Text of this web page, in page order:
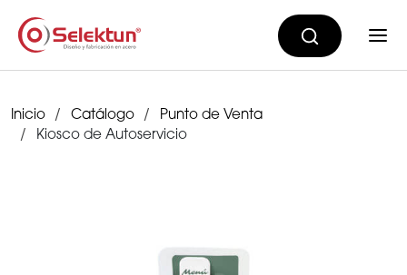
Inicio Catálogo
Punto de Venta
Kiosco de Autoservicio